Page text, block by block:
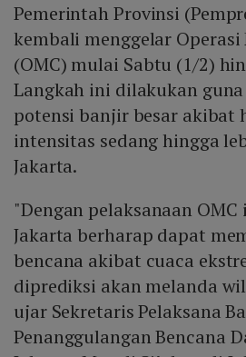
Pemerintah Provinsi
kembali menggelar
(OMC) mulai Sabtu (1/2)
Langkah ini dilakukan
potensi banjir besar akibat
intensitas sedang hingga
Jakarta.
"Dengan pelaksanaan OMC
Jakarta berharap dapat
bencana akibat cuaca
diprediksi akan melanda
ujar Sekretaris Pelaksana
Penanggulangan Bencana